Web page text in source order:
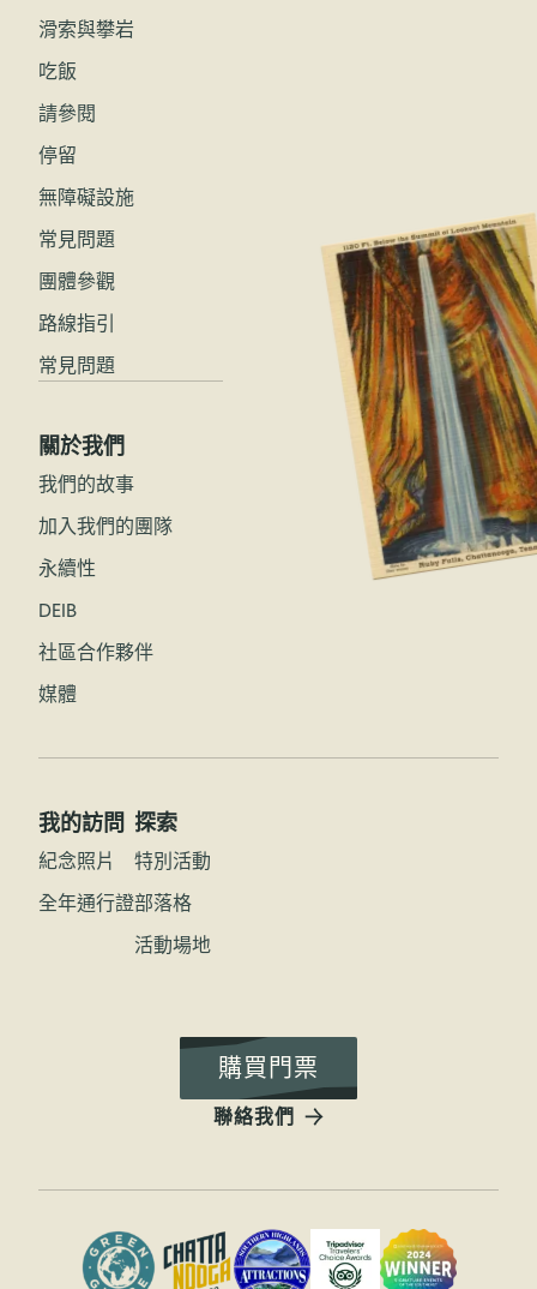
滑索與攀岩
吃飯
請參閱
停留
無障礙設施
常見問題
團體參觀
路線指引
常見問題
關於我們
我們的故事
加入我們的團隊
永續性
DEIB
社區合作夥伴
媒體
我的訪問
紀念照片
全年通行證
探索
特別活動
部落格
活動場地
購買門票
聯絡我們